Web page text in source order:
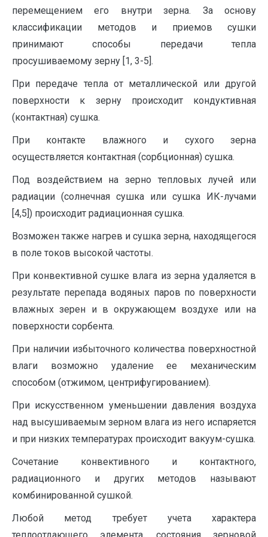
перемещением его внутри зерна. За основу
классификации методов и приемов сушки
принимают способы передачи тепла
просушиваемому зерну [1, 3-5].
При передаче тепла от металлической или другой
поверхности к зерну происходит кондуктивная
(контактная) сушка.
При контакте влажного и сухого зерна
осуществляется контактная (сорбционная) сушка.
Под воздействием на зерно тепловых лучей или
радиации (солнечная сушка или сушка ИК-лучами
[4,5]) происходит радиационная сушка.
Возможен также нагрев и сушка зерна, находящегося
в поле токов высокой частоты.
При конвективной сушке влага из зерна удаляется в
результате перепада водяных паров по поверхности
влажных зерен и в окружающем воздухе или на
поверхности сорбента.
При наличии избыточного количества поверхностной
влаги возможно удаление ее механическим
способом (отжимом, центрифугированием).
При искусственном уменьшении давления воздуха
над высушиваемым зерном влага из него испаряется
и при низких температурах происходит вакуум-сушка.
Сочетание конвективного и контактного,
радиационного и других методов называют
комбинированной сушкой.
Любой метод требует учета характера